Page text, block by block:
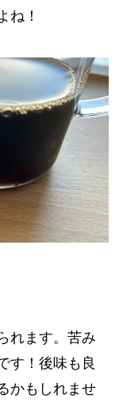
ね！
れます。苦み
す！後味も良
かもしれませ